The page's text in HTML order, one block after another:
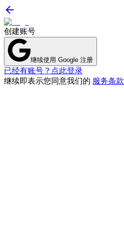
创建账号
继续使用 Google 注册
已经有账号？点此登录
继续即表示您同意我们的 服务条款